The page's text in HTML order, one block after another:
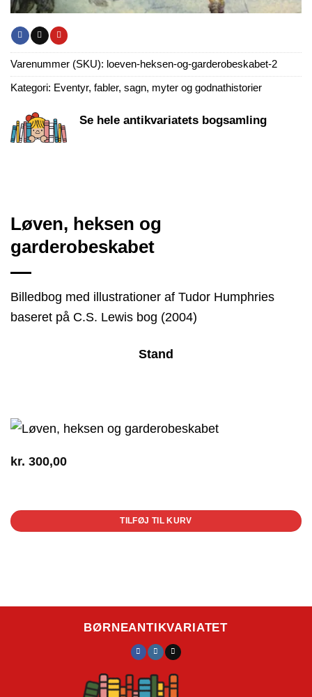
Varenummer (SKU): loeven-heksen-og-garderobeskabet-2
Kategori: Eventyr, fabler, sagn, myter og godnathistorier
Se hele antikvariatets bogsamling
Løven, heksen og
garderobeskabet
Billedbog med illustrationer af Tudor Humphries
baseret på C.S. Lewis bog (2004)
Stand
kr. 300,00
TILFØJ TIL KURV
BØRNEANTIKVARIATET